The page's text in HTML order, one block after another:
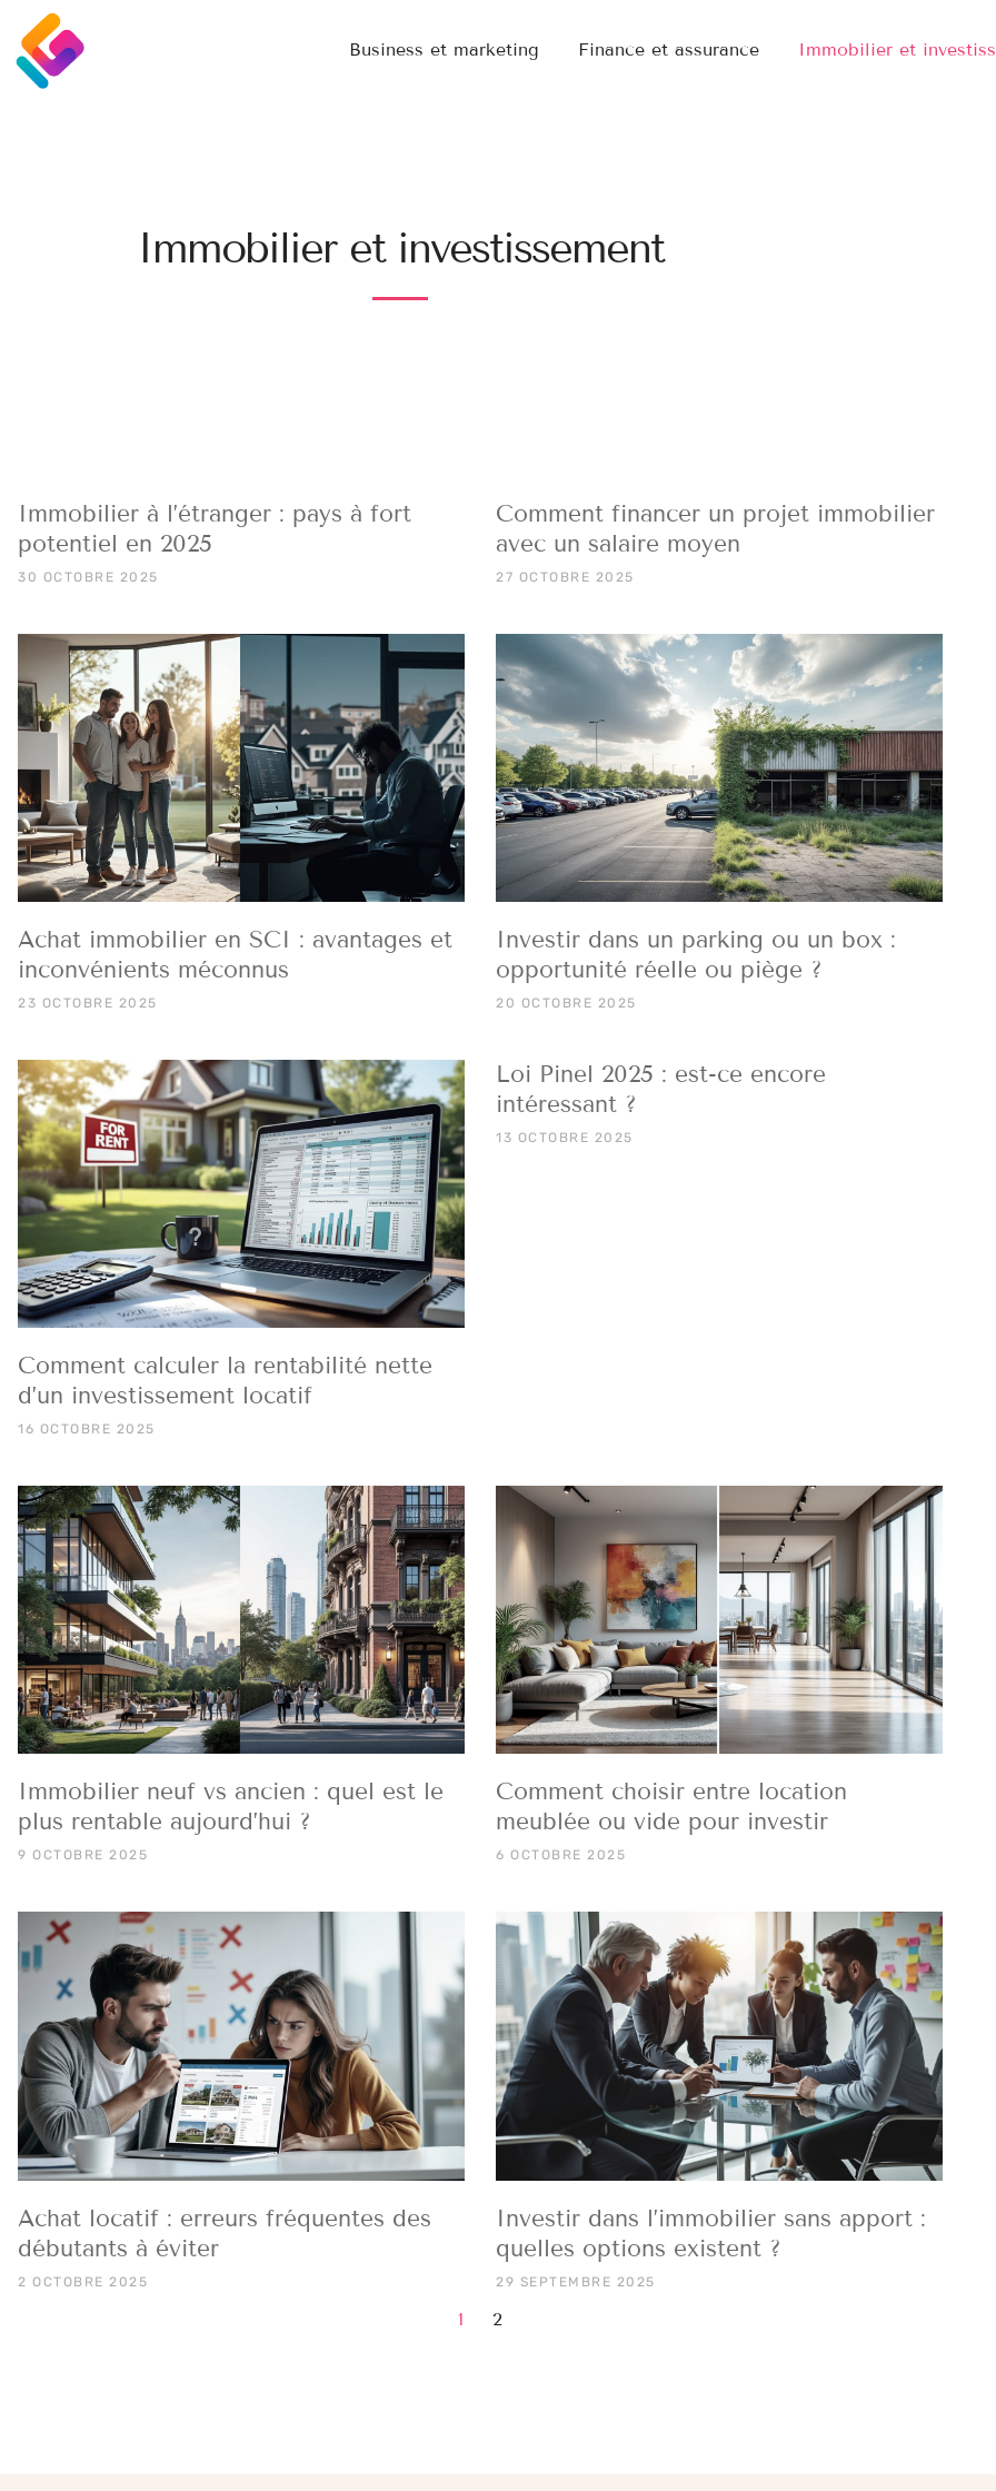
Business et marketing Finance et assurance Immobilier et
Immobilier et investissement
Immobilier à l’étranger : pays à fort
potentiel en 2025
30 OCTOBRE 2025
Comment financer un projet immobilier
avec un salaire moyen
27 OCTOBRE 2025
Achat immobilier en SCI : avantages et
inconvénients méconnus
23 OCTOBRE 2025
Investir dans un parking ou un box :
opportunité réelle ou piège ?
20 OCTOBRE 2025
Comment calculer la rentabilité nette
d’un investissement locatif
16 OCTOBRE 2025
Loi Pinel 2025 : est-ce encore
intéressant ?
13 OCTOBRE 2025
Immobilier neuf vs ancien : quel est le
plus rentable aujourd’hui ?
9 OCTOBRE 2025
Comment choisir entre location
meublée ou vide pour investir
6 OCTOBRE 2025
Achat locatif : erreurs fréquentes des
débutants à éviter
2 OCTOBRE 2025
Investir dans l’immobilier sans apport :
quelles options existent ?
29 SEPTEMBRE 2025
1 2